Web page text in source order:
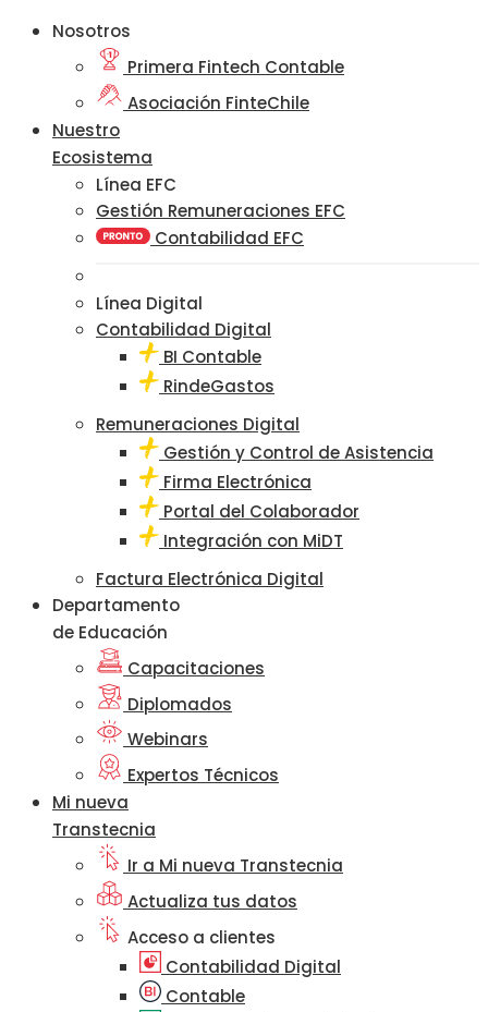
Nosotros
Primera Fintech Contable
Asociación FinteChile
Nuestro
Ecosistema
Línea EFC
Gestión Remuneraciones EFC
Contabilidad EFC
Línea Digital
Contabilidad Digital
BI Contable
RindeGastos
Remuneraciones Digital
Gestión y Control de Asistencia
Firma Electrónica
Portal del Colaborador
Integración con MiDT
Factura Electrónica Digital
Departamento
de Educación
Capacitaciones
Diplomados
Webinars
Expertos Técnicos
Mi nueva
Transtecnia
Ir a Mi nueva Transtecnia
Actualiza tus datos
Acceso a clientes
Contabilidad Digital
Contable